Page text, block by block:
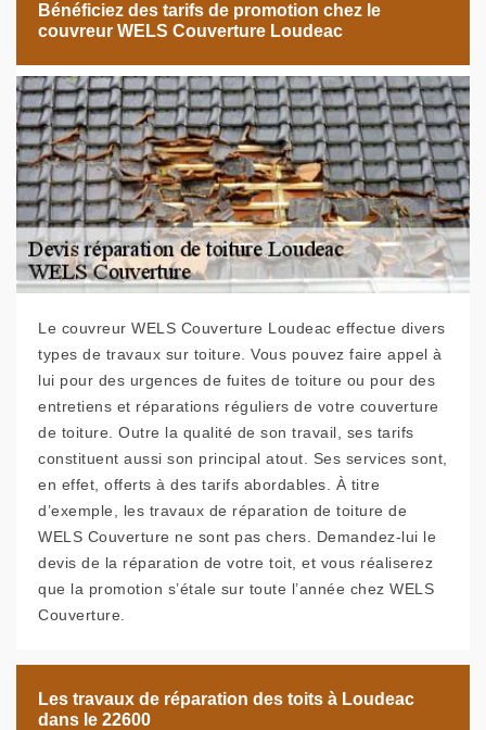
Bénéficiez des tarifs de promotion chez le
couvreur WELS Couverture Loudeac
Le couvreur WELS Couverture Loudeac effectue divers
types de travaux sur toiture. Vous pouvez faire appel à
lui pour des urgences de fuites de toiture ou pour des
entretiens et réparations réguliers de votre couverture
de toiture. Outre la qualité de son travail, ses tarifs
constituent aussi son principal atout. Ses services sont,
en effet, offerts à des tarifs abordables. À titre
d’exemple, les travaux de réparation de toiture de
WELS Couverture ne sont pas chers. Demandez-lui le
devis de la réparation de votre toit, et vous réaliserez
que la promotion s’étale sur toute l’année chez WELS
Couverture.
Les travaux de réparation des toits à Loudeac
dans le 22600